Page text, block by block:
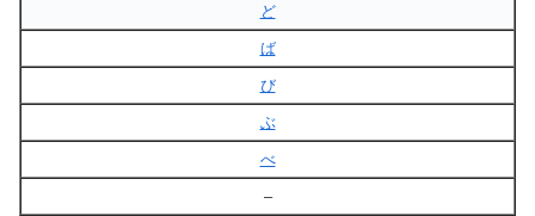
ど
ば
び
ぶ
べ
–